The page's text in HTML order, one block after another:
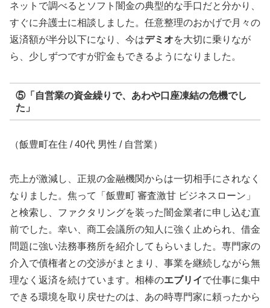
ネットで調べるとソフト闇金の典型的な手口だと分かり、
すぐに弁護士に相談しました。任意整理のおかげで月々の
返済額が半分以下になり、今はデミオを大切に乗りなが
ら、少しずつですが貯金もできるようになりました。
⑤「自営業の資金繰りで、あわや口座凍結の危機でし
た」
（飯豊町在住 / 40代 男性 / 自営業）
売上が激減し、正規の金融機関からは一切相手にされなく
なりました。焦って「飯豊町 審査激甘 ビジネスローン」
と検索し、ファクタリングを装った闇金業者に申し込む直
前でした。幸い、商工会議所の知人に強く止められ、借金
問題に強い法務事務所を紹介してもらいました。専門家の
介入で債権者との交渉がまとまり、事業を継続しながら無
理なく返済を続けています。相棒のエブリイで仕事に集中
できる環境を取り戻せたのは、あの時専門家に頼ったから